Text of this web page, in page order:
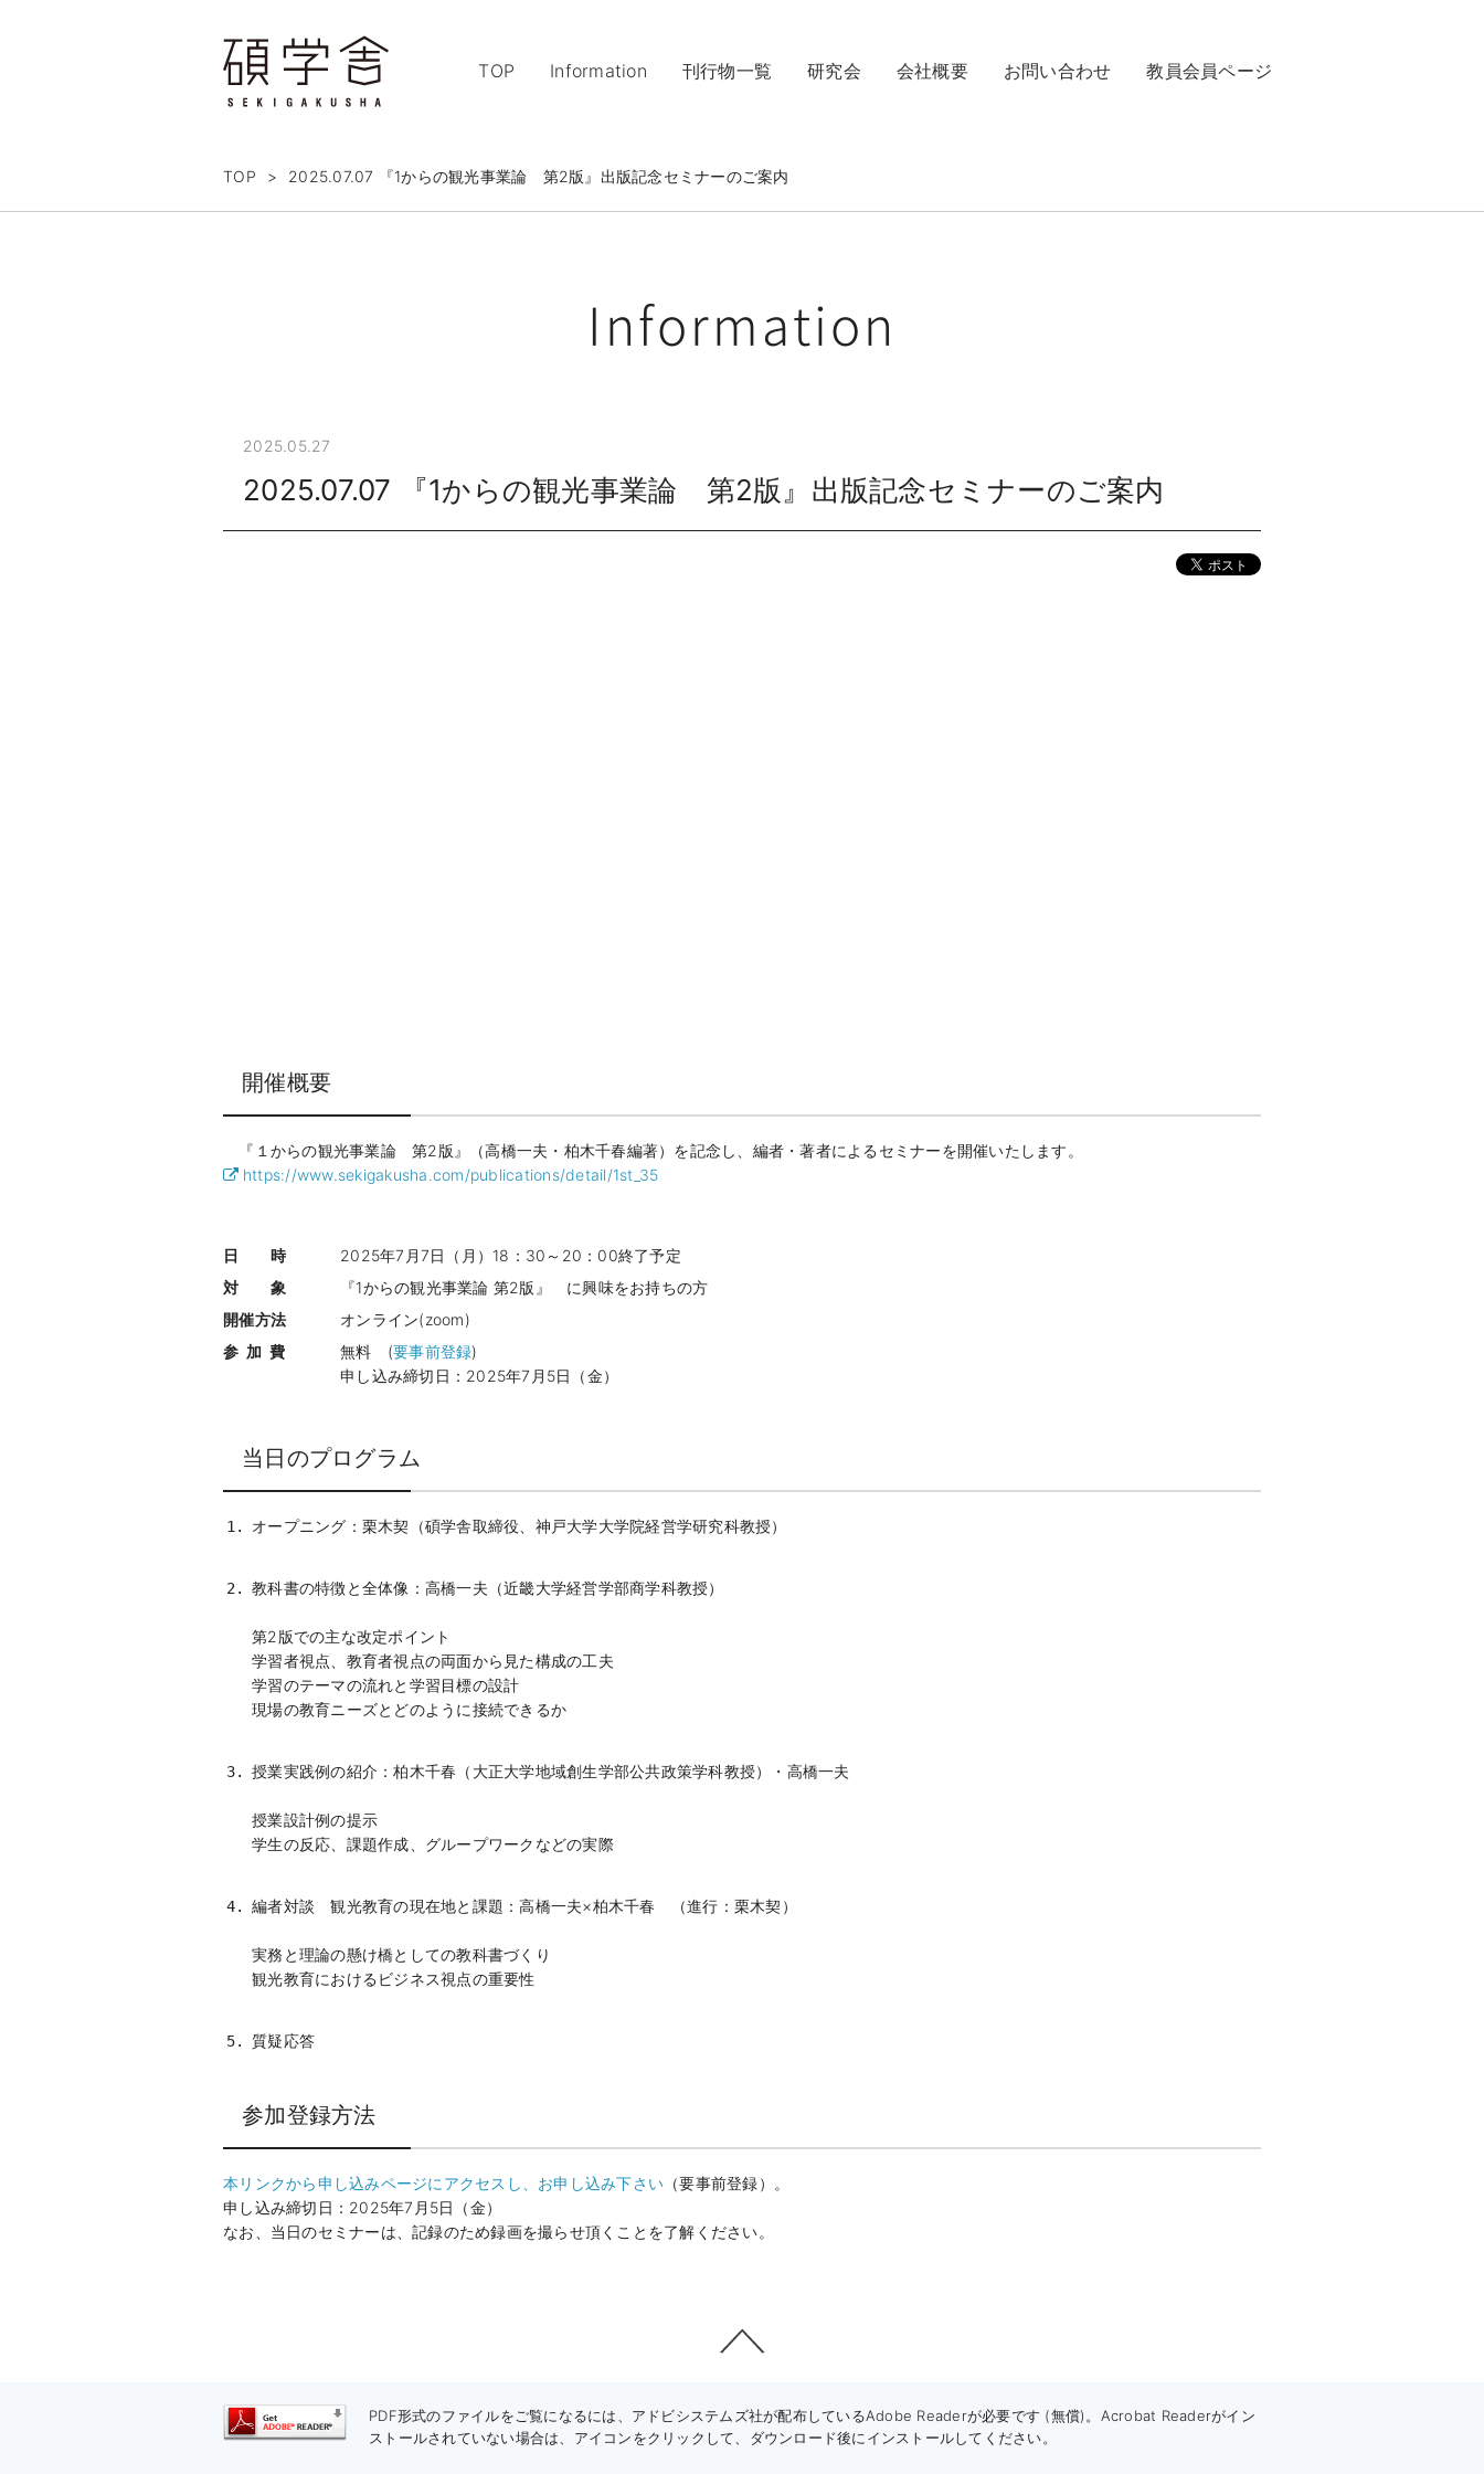
ビ
ン
を
TOP Information 刊行物一覧 研究会 会社概要 お問い合わせ 教員会員ページ
TOP > 2025.07.07 『1からの観光事業論 第2版』出版記念セミナーのご案内
Information
2025.05.27
2025.07.07 『1からの観光事業論 第2版』出版記念セミナーのご案内
開催概要
『１からの観光事業論 第2版』（高橋一夫・柏木千春編著）を記念し、編者・著者によるセミナーを開催いたします。
https://www.sekigakusha.com/publications/detail/1st_35
日 時 2025年7月7日（月）18： 30 ～ 20 ： 00終了予定
対 象
『1からの観光事業論 第2版』 に興味をお持ちの方
開催方法
オンライン(zoom)
参 加 費
無料 (要事前登録)
申し込み締切日： 2025年7 月 5日（金）
当日のプログラム
オープニング：栗木契（碩学舎取締役、神戸大学大学院経営学研究科教授）
教科書の特徴と全体像：高橋一夫（近畿大学経営学部商学科教授）
第2版での主な改定ポイント
学習者視点、教育者視点の両面から見た構成の工夫
学習のテーマの流れと学習目標の設計
現場の教育ニーズとどのように接続できるか
授業実践例の紹介：柏木千春（大正大学地域創生学部公共政策学科教授）・高橋一夫
授業設計例の提示
学生の反応、課題作成、グループワークなどの実際
編者対談 観光教育の現在地と課題：高橋一夫×柏木千春 （進行：栗木契）
実務と理論の懸け橋としての教科書づくり
観光教育におけるビジネス視点の重要性
質疑応答
参加登録方法
本リンクから申し込みページにアクセスし、お申し込み下さい （要事前登録）。
申し込み締切日： 2025年7 月 5日（金）
なお、当日のセミナーは、記録のため録画を撮らせ頂くことを了解ください。
PDF形式のファイルをご覧になるには、アドビシステムズ社が配布しているAdobe Readerが必要です (無償)。Acrobat Readerがイン
ストールされていない場合は、アイコンをクリックして、ダウンロード後にインストールしてください。